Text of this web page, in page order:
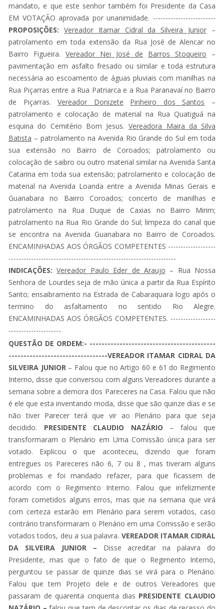
mandato, e que este senhor também foi Presidente da Casa
EM VOTAÇÃO aprovada por unanimidade. -------------------------
PROPOSIÇÕES: Vereador Itamar Cidral da Silveira Junior –
patrolamento em toda extensão da Rua José de Alencar no
Bairro Figueira. Vereador Nei José de Barros Stoqueiro –
pavimentação em asfalto fresado ou similar e toda estrutura
necessária ao escoamento de águas pluviais com manilhas na
Rua Piçarras entre a Rua Patriarca e a Rua Paranavaí no Bairro
de Piçarras.Vereador Donizete Pinheiro dos Santos –
patrolamento e colocação de material na Rua Quatiguá na
esquina do Cemitério Bom Jesus.Vereadora Maira da Silva
Batista – patrolamento na Avenida Rio Grande do Sul em toda
sua extensão no Bairro de Coroados; patrolamento ou
colocação de saibro ou outro material similar na Avenida Santa
Catarina em toda sua extensão; patrolamento e colocação de
material na Avenida Loanda entre a Avenida Minas Gerais e
Guanabara no Bairro Coroados; concerto de manilhas e
patrolamento na Rua Duque de Caxias no Bairro Mirim;
patrolamento na Rua Rio Grande do Sul; limpeza do canal que
se encontra na Avenida Guanabara no Bairro de Coroados.
ENCAMINHADAS AOS ÓRGÃOS COMPETENTES -------------------
-------------------------------------------------------------------
INDICAÇÕES: Vereador Paulo Eder de Araujo – Rua Nossa
Senhora de Lourdes seja de mão única a partir da Rua Espírito
Santo; ensaibramento na Estrada de Cabaraquara logo após o
termino do asfaltamento no sentido Rio Alegre.
ENCAMINHADAS AOS ÓRGÃOS COMPETENTES. ------------------
---------------------
QUESTÃO DE ORDEM:- ------------------------------------------
---------------------------------VEREADOR ITAMAR CIDRAL DA
SILVEIRA JUNIOR– Falou que no Artigo 60 e 61 do Regimento
Interno, disse que conversou com alguns Vereadores durante a
semana sobre a demora dos Pareceres na Casa. Falou que não
é ele que esta inventando moda, disse que são quinze dias e se
não tiver Parecer terá que vir ao Plenário para que seja
decidido. PRESIDENTE CLAUDIO NAZÁRIO – falou que
transformaram o Plenário em Uma Comissão única para ser
votado. Explicou o que aconteceu, dizendo que foram
entregues os Pareceres não 6, 7 ou 8 , mas tiveram alguns
problemas e foi mandado refazer, para que ficassem de
acordo com o Regimento Interno. Falou que infelizmente
foram cometidos alguns erros, mas que na semana que virá
com certeza estarão em Plenário para serem votados, caso
contrário transformaram o Plenário em uma Comissão e serão
votados todos, deu a sua palavra. VEREADOR ITAMAR CIDRAL
DA SILVEIRA JUNIOR – Disse acreditar na palavra do
Presidente, mas que o fato de que o Regimento Interno,
perguntou se passar de quinze dias se virá para o Plenário.
Falou que tem Projeto dele e de outros Vereadores que
passaram de quarenta cinquenta dias PRESIDENTE CLAUDIO